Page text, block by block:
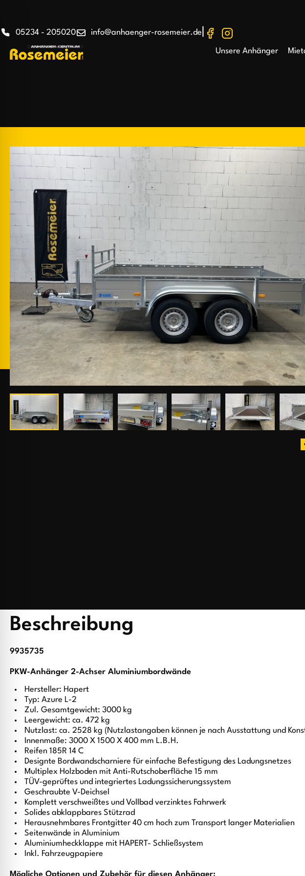
05234 - 205020 info@anhaenger-rosemeier.de
Unsere Anhänger
Beschreibung
9935735
PKW-Anhänger 2-Achser Aluminiumbordwände
Hersteller: Hapert
Typ: Azure L-2
Zul. Gesamtgewicht: 3000 kg
Leergewicht: ca. 472 kg
Nutzlast: ca. 2528 kg (Nutzlastangaben können je nach Ausstattung und
Innenmaße: 3000 X 1500 X 400 mm L.B.H.
Reifen 185R 14 C
Designte Bordwandscharniere für einfache Befestigung des Ladungsnetzes
Multiplex Holzboden mit Anti-Rutschoberfläche 15 mm
TÜV-geprüftes und integriertes Ladungssicherungssystem
Geschraubte V-Deichsel
Komplett verschweißtes und Vollbad verzinktes Fahrwerk
Solides abklappbares Stützrad
Herausnehmbares Frontgitter 40 cm hoch zum Transport langer Materialien
Seitenwände in Aluminium
Aluminiumheckklappe mit HAPERT- Schließsystem
Inkl. Fahrzeugpapiere
Mögliche Optionen und Zubehör für diesen Anhänger: